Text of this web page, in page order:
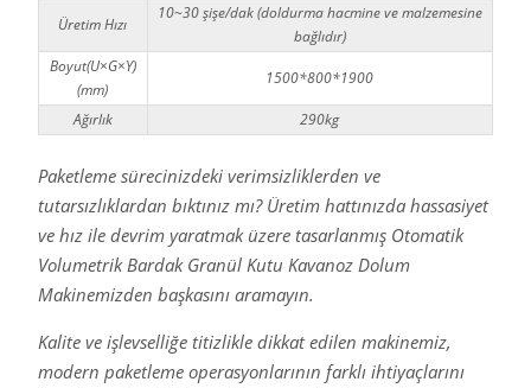
Üretim Hızı
10~30 şişe/dak (doldurma hacmine ve malzemesine
bağlıdır)
Boyut(U×G×Y)
(mm)
1500*800*1900
Ağırlık 290kg
Paketleme sürecinizdeki verimsizliklerden ve
tutarsızlıklardan bıktınız mı? Üretim hattınızda hassasiyet
ve hız ile devrim yaratmak üzere tasarlanmış Otomatik
Volumetrik Bardak Granül Kutu Kavanoz Dolum
Makinemizden başkasını aramayın.
Kalite ve işlevselliğe titizlikle dikkat edilen makinemiz,
modern paketleme operasyonlarının farklı ihtiyaçlarını